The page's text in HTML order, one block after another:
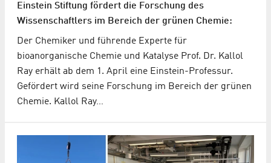
Einstein Stiftung fördert die Forschung des
Wissenschaftlers im Bereich der grünen Chemie:
Der Chemiker und führende Experte für
bioanorganische Chemie und Katalyse Prof. Dr. Kallol
Ray erhält ab dem 1. April eine Einstein-Professur.
Gefördert wird seine Forschung im Bereich der grünen
Chemie. Kallol Ray…